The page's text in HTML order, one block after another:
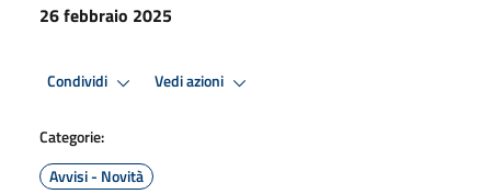
26 febbraio 2025
Condividi Vedi azioni
Categorie:
Avvisi - Novità